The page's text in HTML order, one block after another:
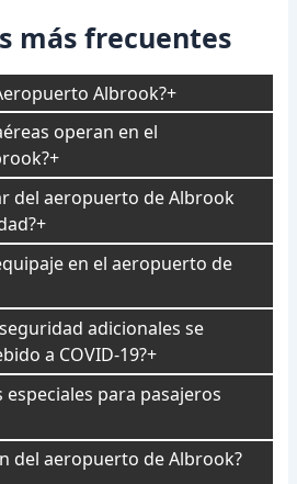
más frecuentes
Albrook?
operan en el
del aeropuerto de Albrook
en el aeropuerto de
adicionales se
a COVID-19?
especiales para pasajeros
del aeropuerto de Albrook?